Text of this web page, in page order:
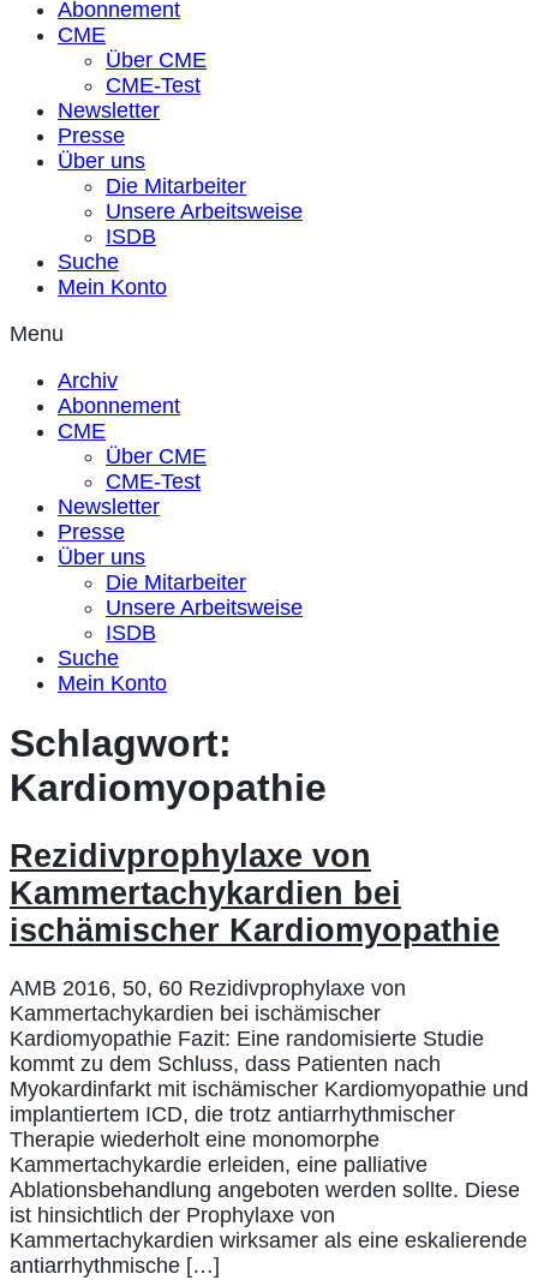
Abonnement
CME
Über CME
CME-Test
Newsletter
Presse
Über uns
Die Mitarbeiter
Unsere Arbeitsweise
ISDB
Suche
Mein Konto
Menu
Archiv
Abonnement
CME
Über CME
CME-Test
Newsletter
Presse
Über uns
Die Mitarbeiter
Unsere Arbeitsweise
ISDB
Suche
Mein Konto
Schlagwort:
Kardiomyopathie
Rezidivprophylaxe von
Kammertachykardien bei
ischämischer Kardiomyopathie
AMB 2016, 50, 60 Rezidivprophylaxe von
Kammertachykardien bei ischämischer
Kardiomyopathie Fazit: Eine randomisierte Studie
kommt zu dem Schluss, dass Patienten nach
Myokardinfarkt mit ischämischer Kardiomyopathie und
implantiertem ICD, die trotz antiarrhythmischer
Therapie wiederholt eine monomorphe
Kammertachykardie erleiden, eine palliative
Ablationsbehandlung angeboten werden sollte. Diese
ist hinsichtlich der Prophylaxe von
Kammertachykardien wirksamer als eine eskalierende
antiarrhythmische […]